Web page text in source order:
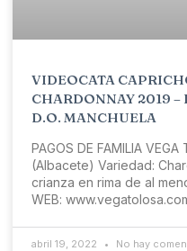
VIDEOCATA
CHARDONNAY 2019 –
D.O. MANCHUELA
PAGOS DE FAMILIA
(Albacete) Variedad:
crianza en rima de al
WEB:
abril 19, 2022 No hay